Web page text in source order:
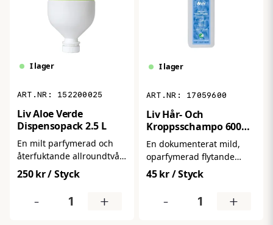
I lager
152200025
Liv Aloe Verde
Dispensopack 2.5 L
En milt parfymerad och
återfuktande allroundtvål
med Aloe Vera, anpassad
för daglig rengöring av
Tillverkad i Sverige. pH-
250 kr/ Styck
- +
I lager
17059600
Liv Hår- Och
Kroppsschampo 600
ml
En dokumenterat mild,
oparfymerad flytande
cremetvål och schampo
med hudnära pH,
utvecklad för skonsam
daglig rengöring av
45 kr/ Styck
- +